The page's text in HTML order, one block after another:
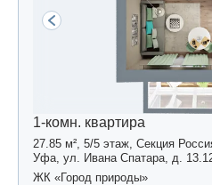
1-комн. квартира
27.85 м², 5/5 этаж, Секция
Уфа, ул. Ивана Спатара, д.
ЖК «Город природы»